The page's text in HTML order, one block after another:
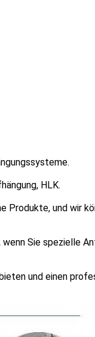
HLK.
Produkte, und wir
Sie spezielle
und einen